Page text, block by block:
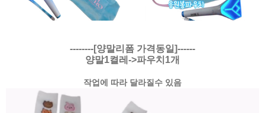
--------[양말리폼 가격동일]------
양말1켤레->파우치1개
작업에 따라 달라질수 있음